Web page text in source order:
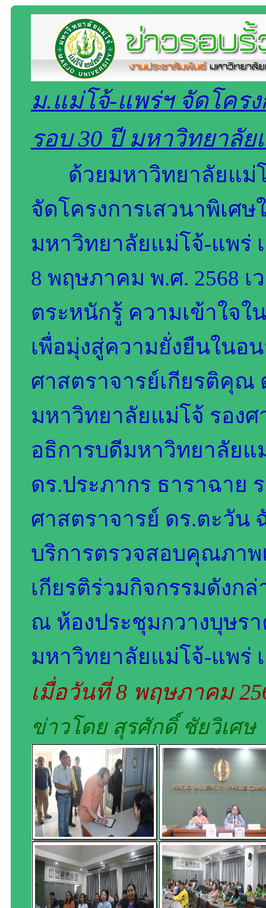
ม.แม่โจ้-แพร่ฯ จัดโคร
รอบ 30 ปี มหาวิทยาลั
ด้วยมหาวิทยาลัยแม่
จัดโครงการเสวนาพิเศ
มหาวิทยาลัยแม่โจ้-แพร่
8 พฤษภาคม พ.ศ. 2568 เ
ตระหนักรู้ ความเข้าใจ
เพื่อมุ่งสู่ความยั่งยืนในอ
ศาสตราจารย์เกียรติคุณ
มหาวิทยาลัยแม่โจ้ รองศ
อธิการบดีมหาวิทยาลัยแ
ดร.ประภากร ธาราฉาย
ศาสตราจารย์ ดร.ตะวัน
บริการตรวจสอบคุณภา
เกียรติร่วมกิจกรรมดังก
ณ ห้องประชุมกวางบุษร
มหาวิทยาลัยแม่โจ้-แพร่
เมื่อวันที่ 8 พฤษภาคม
ข่าวโดย สุรศักดิ์ ชัยวิเศษ